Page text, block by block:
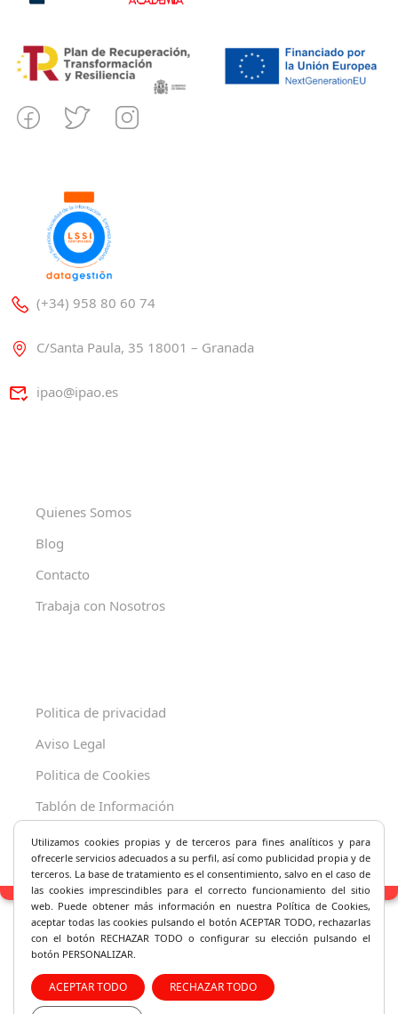
(+34) 958 80 60 74
C/Santa Paula, 35 18001 – Granada
ipao@ipao.es
Quienes Somos
Blog
Contacto
Trabaja con Nosotros
Politica de privacidad
Aviso Legal
Politica de Cookies
Tablón de Información
Decreto 625/2019
Utilizamos cookies propias y de terceros para fines analíticos y para
ofrecerle servicios adecuados a su perfil, así como publicidad propia y de
terceros. La base de tratamiento es el consentimiento, salvo en el caso de
las cookies imprescindibles para el correcto funcionamiento del sitio
web. Puede obtener más información en nuestra Política de Cookies,
aceptar todas las cookies pulsando el botón ACEPTAR TODO, rechazarlas
con el botón RECHAZAR TODO o configurar su elección pulsando el
botón PERSONALIZAR.
ACEPTAR TODO RECHAZAR TODO